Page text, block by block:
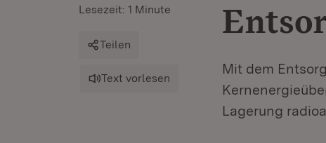
Mit dem
Lagerung
Lesezeit: 1 Minute
Teilen
Text vorlesen